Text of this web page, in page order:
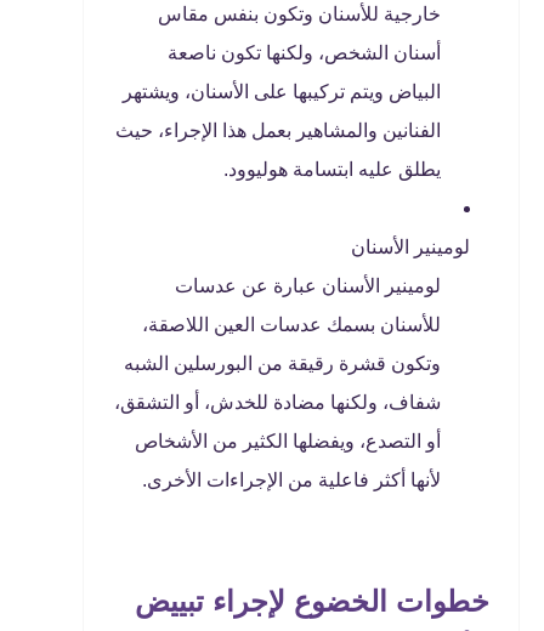
خارجية للأسنان وتكون بنفس مقاس
أسنان الشخص، ولكنها تكون ناصعة
البياض ويتم تركيبها على الأسنان، ويشتهر
الفنانين والمشاهير بعمل هذا الإجراء، حيث
يطلق عليه ابتسامة هوليوود.
لومينير الأسنان
لومينير الأسنان عبارة عن عدسات
للأسنان بسمك عدسات العين اللاصقة،
وتكون قشرة رقيقة من البورسلين الشبه
شفاف، ولكنها مضادة للخدش، أو التشقق،
أو التصدع، ويفضلها الكثير من الأشخاص
لأنها أكثر فاعلية من الإجراءات الأخرى.
خطوات الخضوع لإجراء تبييض